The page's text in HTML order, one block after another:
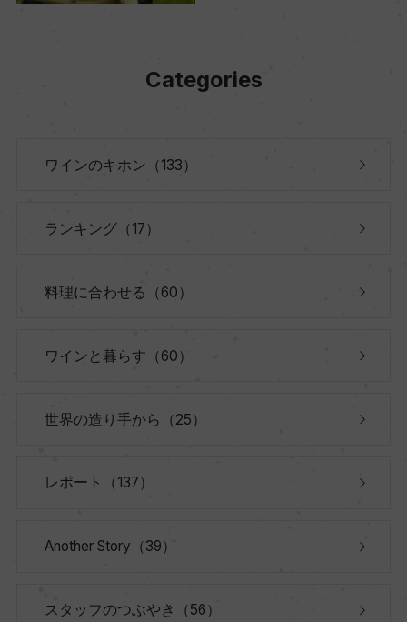
Categories
ワインのキホン（133）
ランキング（17）
料理に合わせる（60）
ワインと暮らす（60）
世界の造り手から（25）
レポート（137）
Another Story（39）
スタッフのつぶやき（56）